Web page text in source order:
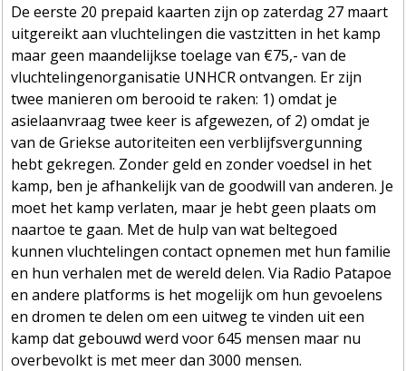
De eerste 20 prepaid kaarten zijn op zaterdag 27 maart
uitgereikt aan vluchtelingen die vastzitten in het kamp
maar geen maandelijkse toelage van €75,- van de
vluchtelingenorganisatie UNHCR ontvangen. Er zijn
twee manieren om berooid te raken: 1) omdat je
asielaanvraag twee keer is afgewezen, of 2) omdat je
van de Griekse autoriteiten een verblijfsvergunning
hebt gekregen. Zonder geld en zonder voedsel in het
kamp, ben je afhankelijk van de goodwill van anderen. Je
moet het kamp verlaten, maar je hebt geen plaats om
naartoe te gaan. Met de hulp van wat beltegoed
kunnen vluchtelingen contact opnemen met hun familie
en hun verhalen met de wereld delen. Via Radio Patapoe
en andere platforms is het mogelijk om hun gevoelens
en dromen te delen om een uitweg te vinden uit een
kamp dat gebouwd werd voor 645 mensen maar nu
overbevolkt is met meer dan 3000 mensen.